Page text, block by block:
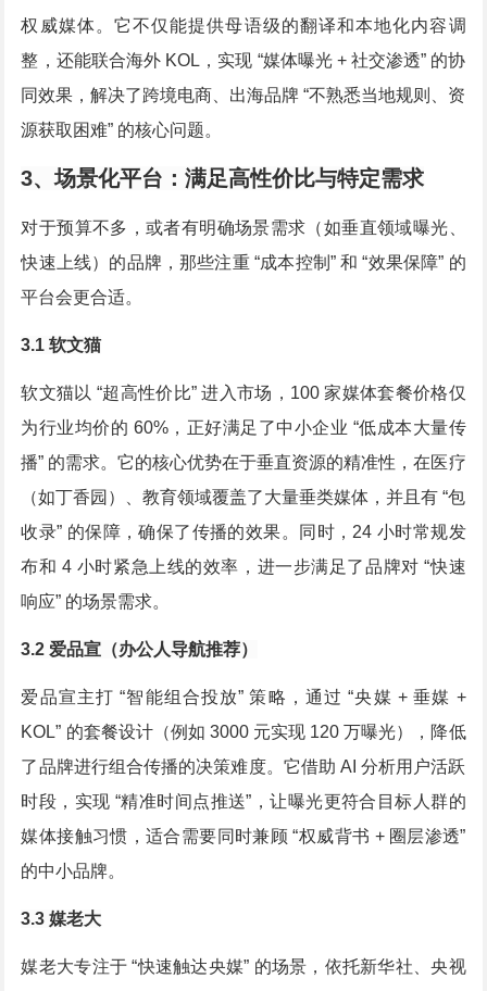
权威媒体。它不仅能提供母语级的翻译和本地化内容调
整，还能联合海外 KOL，实现 “媒体曝光 + 社交渗透” 的协
同效果，解决了跨境电商、出海品牌 “不熟悉当地规则、资
源获取困难” 的核心问题。
3、场景化平台：满足高性价比与特定需求
对于预算不多，或者有明确场景需求（如垂直领域曝光、
快速上线）的品牌，那些注重 “成本控制” 和 “效果保障” 的
平台会更合适。
3.1 软文猫
软文猫以 “超高性价比” 进入市场，100 家媒体套餐价格仅
为行业均价的 60%，正好满足了中小企业 “低成本大量传
播” 的需求。它的核心优势在于垂直资源的精准性，在医疗
（如丁香园）、教育领域覆盖了大量垂类媒体，并且有 “包
收录” 的保障，确保了传播的效果。同时，24 小时常规发
布和 4 小时紧急上线的效率，进一步满足了品牌对 “快速
响应” 的场景需求。
3.2 爱品宣（办公人导航推荐）
爱品宣主打 “智能组合投放” 策略，通过 “央媒 + 垂媒 +
KOL” 的套餐设计（例如 3000 元实现 120 万曝光），降低
了品牌进行组合传播的决策难度。它借助 AI 分析用户活跃
时段，实现 “精准时间点推送”，让曝光更符合目标人群的
媒体接触习惯，适合需要同时兼顾 “权威背书 + 圈层渗透”
的中小品牌。
3.3 媒老大
媒老大专注于 “快速触达央媒” 的场景，依托新华社、央视